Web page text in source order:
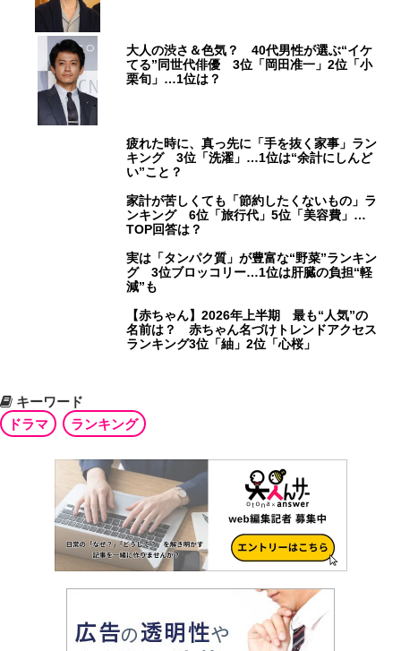
大人の渋さ＆色気？ 40代男性が選ぶ“イケ
てる”同世代俳優 3位「岡田准一」2位「小
栗旬」…1位は？
疲れた時に、真っ先に「手を抜く家事」ラン
キング 3位「洗濯」…1位は“余計にしんど
い”こと？
家計が苦しくても「節約したくないもの」ラ
ンキング 6位「旅行代」5位「美容費」…
TOP回答は？
実は「タンパク質」が豊富な“野菜”ランキン
グ 3位ブロッコリー…1位は肝臓の負担“軽
減”も
【赤ちゃん】2026年上半期 最も“人気”の
名前は？ 赤ちゃん名づけトレンドアクセス
ランキング3位「紬」2位「心桜」
キーワード
ドラマ
ランキング